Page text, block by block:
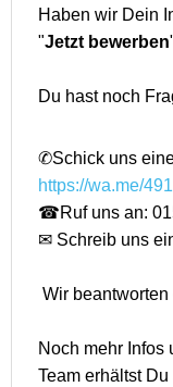
Haben wir Dein
"Jetzt bewerben
Du hast noch
✆Schick uns
https://wa.me/
☎Ruf uns an:
✉ Schreib uns
Wir
Noch mehr Infos
Team erhältst